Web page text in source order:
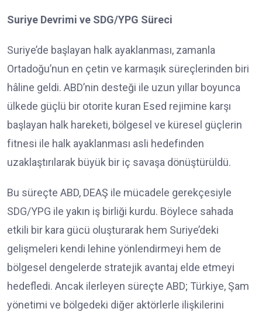
Suriye Devrimi ve SDG/YPG Süreci
Suriye’de başlayan halk ayaklanması, zamanla
Ortadoğu’nun en çetin ve karmaşık süreçlerinden biri
hâline geldi. ABD’nin desteği ile uzun yıllar boyunca
ülkede güçlü bir otorite kuran Esed rejimine karşı
başlayan halk hareketi, bölgesel ve küresel güçlerin
fitnesi ile halk ayaklanması asli hedefinden
uzaklaştırılarak büyük bir iç savaşa dönüştürüldü.
Bu süreçte ABD, DEAŞ ile mücadele gerekçesiyle
SDG/YPG ile yakın iş birliği kurdu. Böylece sahada
etkili bir kara gücü oluşturarak hem Suriye’deki
gelişmeleri kendi lehine yönlendirmeyi hem de
bölgesel dengelerde stratejik avantaj elde etmeyi
hedefledi. Ancak ilerleyen süreçte ABD; Türkiye, Şam
yönetimi ve bölgedeki diğer aktörlerle ilişkilerini